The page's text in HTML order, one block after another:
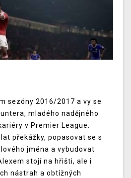
sezóny 2016/2017 a vy se
mladého nadějného
v Premier League.
překážky, popasovat se s
jména a vybudovat
stojí na hřišti, ale i
nástrah a obtížných